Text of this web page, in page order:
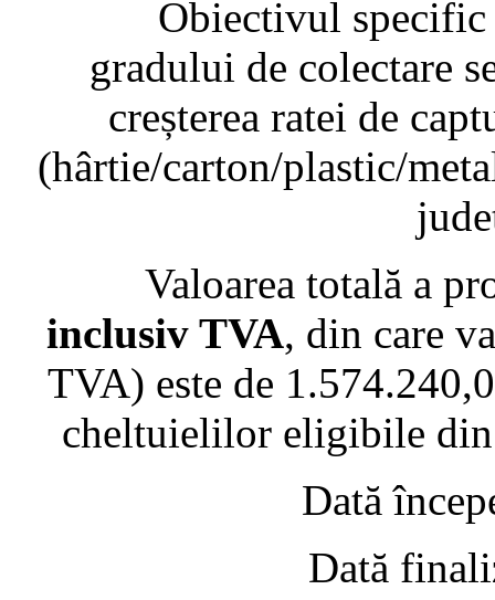
Obiectivul specific al
gradului de colectare
creșterea ratei de
(hârtie/carton/plastic/
Valoarea totală a
inclusiv TVA, din care
TVA) este de
cheltuielilor eligibile din
Dată
Dată